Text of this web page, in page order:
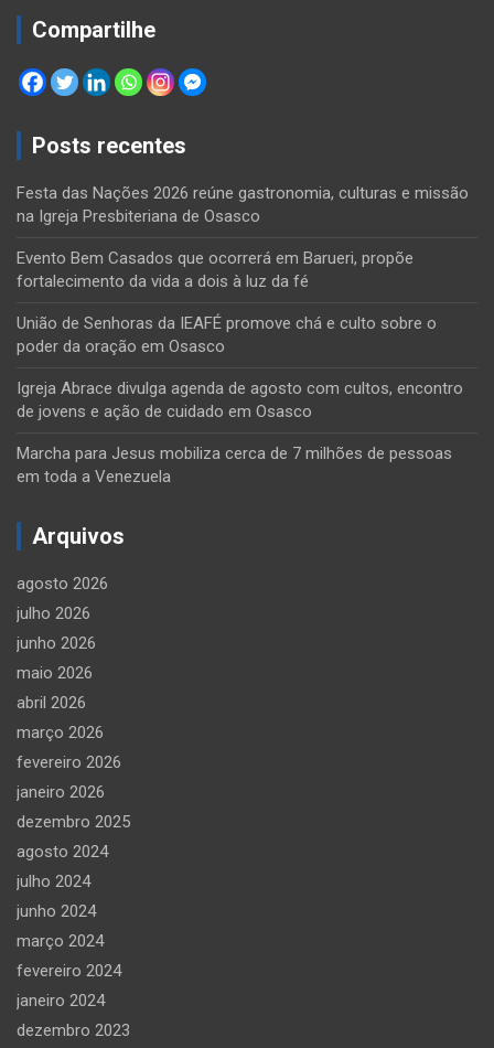
Compartilhe
Posts recentes
Festa das Nações 2026 reúne gastronomia, culturas e missão
na Igreja Presbiteriana de Osasco
Evento Bem Casados que ocorrerá em Barueri, propõe
fortalecimento da vida a dois à luz da fé
União de Senhoras da IEAFÉ promove chá e culto sobre o
poder da oração em Osasco
Igreja Abrace divulga agenda de agosto com cultos, encontro
de jovens e ação de cuidado em Osasco
Marcha para Jesus mobiliza cerca de 7 milhões de pessoas
em toda a Venezuela
Arquivos
agosto 2026
julho 2026
junho 2026
maio 2026
abril 2026
março 2026
fevereiro 2026
janeiro 2026
dezembro 2025
agosto 2024
julho 2024
junho 2024
março 2024
fevereiro 2024
janeiro 2024
dezembro 2023